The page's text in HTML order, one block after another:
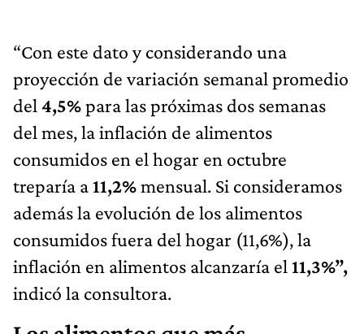
“Con este dato y considerando una
proyección de variación semanal promedio
del 4,5%para las próximas dos semanas
del mes, la inflación de alimentos
consumidos en el hogar en octubre
treparía a11,2%mensual. Si consideramos
además la evolución de los alimentos
consumidos fuera del hogar (11,6%), la
inflación en alimentos alcanzaría el 11,3%”,
indicó la consultora.